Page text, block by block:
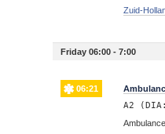
Zuid-
Friday 06:00 - 7:00
06:21
A2